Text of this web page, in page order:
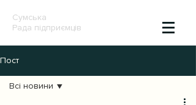
Сумська
Рада підприємців
Пост
Всі новини